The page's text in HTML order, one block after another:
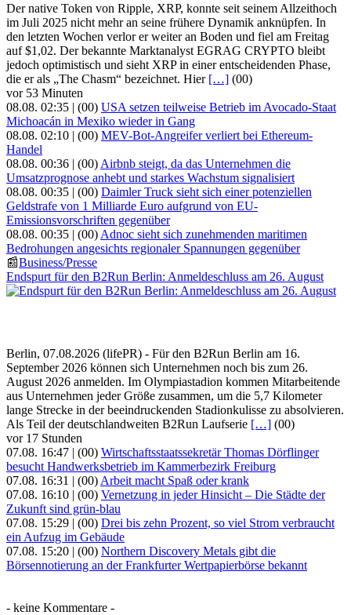
Der native Token von Ripple, XRP, konnte seit seinem Allzeithoch
im Juli 2025 nicht mehr an seine frühere Dynamik anknüpfen. In
den letzten Wochen verlor er weiter an Boden und fiel am Freitag
auf $1,02. Der bekannte Marktanalyst EGRAG CRYPTO bleibt
jedoch optimistisch und sieht XRP in einer entscheidenden Phase,
die er als „The Chasm“ bezeichnet. Hier […] (00)
vor 53 Minuten
08.08. 02:35 | (00) USA setzen teilweise Betrieb im Avocado-Staat
Michoacán in Mexiko wieder in Gang
08.08. 02:10 | (00) MEV-Bot-Angreifer verliert bei Ethereum-
Handel
08.08. 00:36 | (00) Airbnb steigt, da das Unternehmen die
Umsatzprognose anhebt und starkes Wachstum signalisiert
08.08. 00:35 | (00) Daimler Truck sieht sich einer potenziellen
Geldstrafe von 1 Milliarde Euro aufgrund von EU-
Emissionsvorschriften gegenüber
08.08. 00:35 | (00) Adnoc sieht sich zunehmenden maritimen
Bedrohungen angesichts regionaler Spannungen gegenüber
📰Business/Presse
Endspurt für den B2Run Berlin: Anmeldeschluss am 26. August
Berlin, 07.08.2026 (lifePR) - Für den B2Run Berlin am 16.
September 2026 können sich Unternehmen noch bis zum 26.
August 2026 anmelden. Im Olympiastadion kommen Mitarbeitende
aus Unternehmen jeder Größe zusammen, um die 5,7 Kilometer
lange Strecke in der beeindruckenden Stadionkulisse zu absolvieren.
Als Teil der deutschlandweiten B2Run Laufserie […] (00)
vor 17 Stunden
07.08. 16:47 | (00) Wirtschaftsstaatssekretär Thomas Dörflinger
besucht Handwerksbetrieb im Kammerbezirk Freiburg
07.08. 16:31 | (00) Arbeit macht Spaß oder krank
07.08. 16:10 | (00) Vernetzung in jeder Hinsicht – Die Städte der
Zukunft sind grün-blau
07.08. 15:29 | (00) Drei bis zehn Prozent, so viel Strom verbraucht
ein Aufzug im Gebäude
07.08. 15:20 | (00) Northern Discovery Metals gibt die
Börsennotierung an der Frankfurter Wertpapierbörse bekannt
- keine Kommentare -